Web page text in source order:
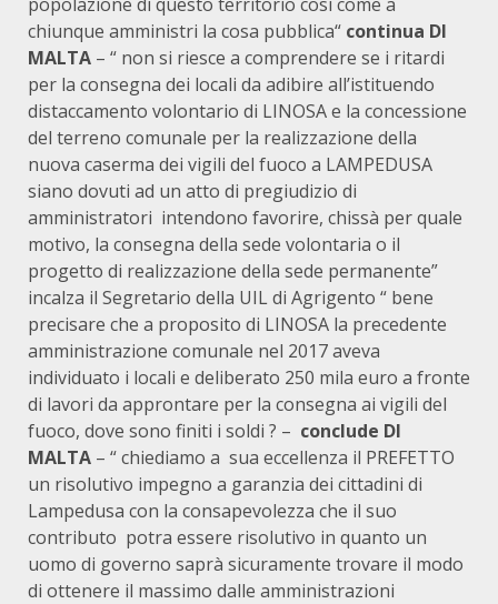
chiunque amministri la cosa pubblica“ continua DI
MALTA – “ non si riesce a comprendere se i ritardi
per la consegna dei locali da adibire all’istituendo
distaccamento volontario di LINOSA e la concessione
del terreno comunale per la realizzazione della
nuova caserma dei vigili del fuoco a LAMPEDUSA
siano dovuti ad un atto di pregiudizio di
amministratori intendono favorire, chissà per quale
motivo, la consegna della sede volontaria o il
progetto di realizzazione della sede permanente”
incalza il Segretario della UIL di Agrigento “ bene
precisare che a proposito di LINOSA la precedente
amministrazione comunale nel 2017 aveva
individuato i locali e deliberato 250 mila euro a fronte
di lavori da approntare per la consegna ai vigili del
fuoco, dove sono finiti i soldi ? – conclude DI
MALTA – “ chiediamo a sua eccellenza il PREFETTO
un risolutivo impegno a garanzia dei cittadini di
Lampedusa con la consapevolezza che il suo
contributo potra essere risolutivo in quanto un
uomo di governo saprà sicuramente trovare il modo
di ottenere il massimo dalle amministrazioni